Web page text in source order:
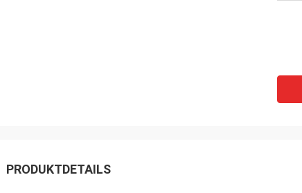
PRODUKTDETAILS